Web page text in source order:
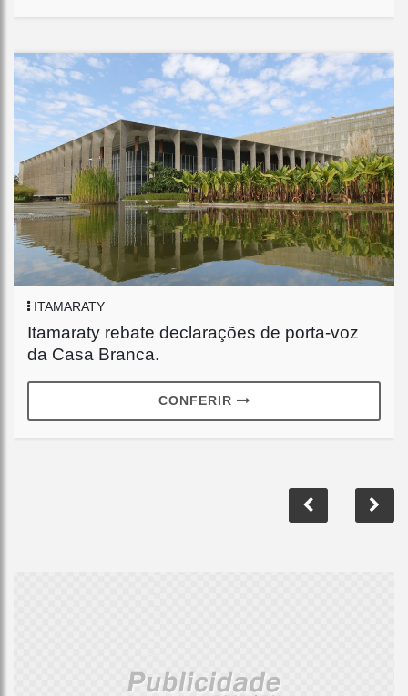
ITAMARATY
Itamaraty rebate declarações de porta-voz
da Casa Branca.
CONFERIR